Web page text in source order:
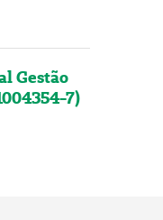
Gestão
7)